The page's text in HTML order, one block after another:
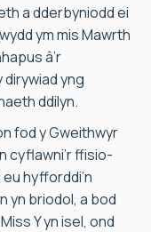
a dderbyniodd ei
ym mis Mawrth
â’r
yng
ddilyn.
fod y Gweithwyr
cyflawni’r ffisio-
hyfforddi’n
yn briodol, a bod
Y yn isel, ond